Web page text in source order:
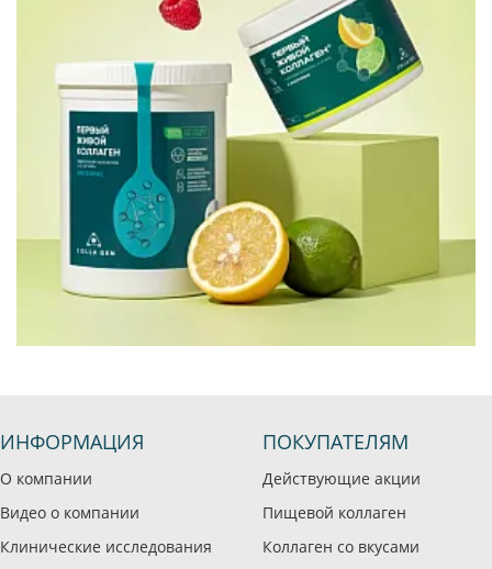
ИНФОРМАЦИЯ
О компании
Видео о компании
Клинические исследования
ПОКУПАТЕЛЯМ
Действующие акции
Пищевой коллаген
Коллаген со вкусами